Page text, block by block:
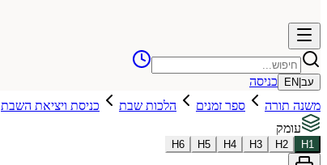
עב EN
כניסה
משנה תורה
ספר זמנים הלכות שבת כניסת ויציאת השבת
עומק
H1
H2
H3
H4
H5
H6